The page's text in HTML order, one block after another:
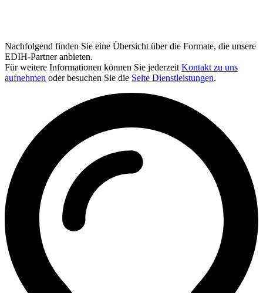
Nachfolgend finden Sie eine Übersicht über die Formate, die unsere
EDIH-Partner anbieten.
Für weitere Informationen können Sie jederzeit Kontakt zu uns
aufnehmen oder besuchen Sie die Seite Dienstleistungen.